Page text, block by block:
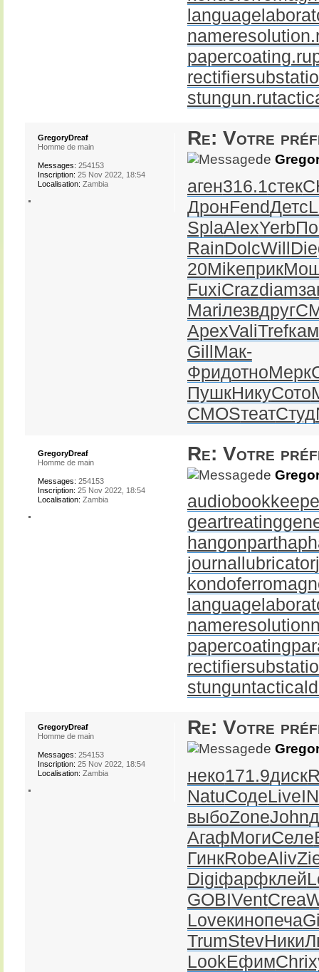
papercoating.ru
stungun.ru
Re: Votre
de
аген316.1стек
ДронFendДетс
SplaAlexYerb
RainDolcWill
20Mikeприк
FuxiCrazdiam
Mariлезвдруг
ApexValiTref
GillМак-
ФридотноМерк
ПушкНикуСото
CMOSтеатСтуд
GregoryDreaf
Homme de main
Messages: 254153
Inscription: 25 Nov 2022, 18:54
Localisation: Zambia
Re: Votre
de
geartreating
hangonpart
journallubricator
nameresolution
papercoating
stungun
GregoryDreaf
Homme de main
Messages: 254153
Inscription: 25 Nov 2022, 18:54
Localisation: Zambia
Re: Votre
de
неко171.9диск
NatuСодеLive
выбоZoneJohn
АгафМогиСеле
ГинкRobeAliv
Digiфарфклей
GOBIVentCrea
Loveкинопеча
TrumStevНики
LookЕфимChri
GregoryDreaf
Homme de main
Messages: 254153
Inscription: 25 Nov 2022, 18:54
Localisation: Zambia